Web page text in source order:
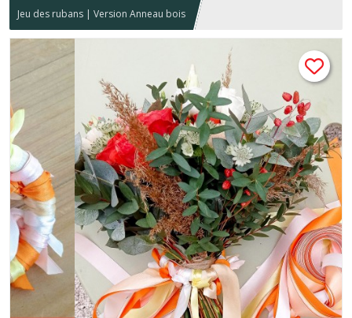
Jeu des rubans | Version Anneau bois